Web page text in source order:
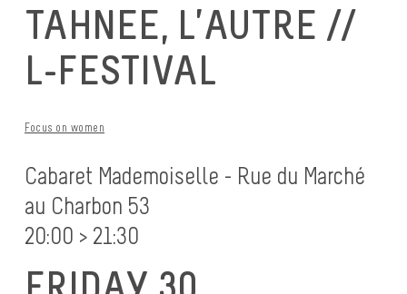
TAHNEE, L’AUTRE //
L-FESTIVAL
Focus on women
Cabaret Mademoiselle - Rue du Marché
au Charbon 53
20:00 > 21:30